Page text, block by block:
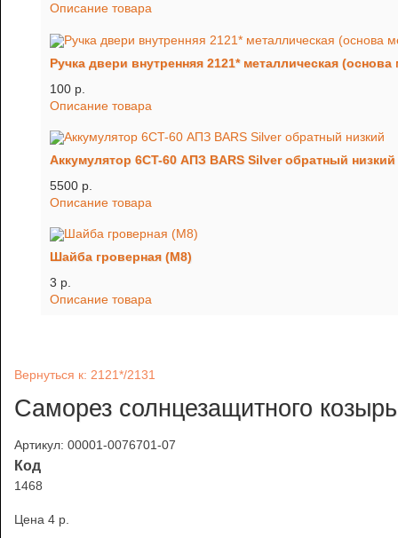
Описание товара
Ручка двери внутренняя 2121* металлическая
100 p.
Описание товара
Аккумулятор 6CT-60 АПЗ BARS Silver обратный низкий
5500 p.
Описание товара
Шайба гроверная (М8)
3 p.
Описание товара
Вернуться к: 2121*/2131
Саморез солнцезащитного
Артикул: 00001-0076701-07
Код
1468
Цена 4 p.